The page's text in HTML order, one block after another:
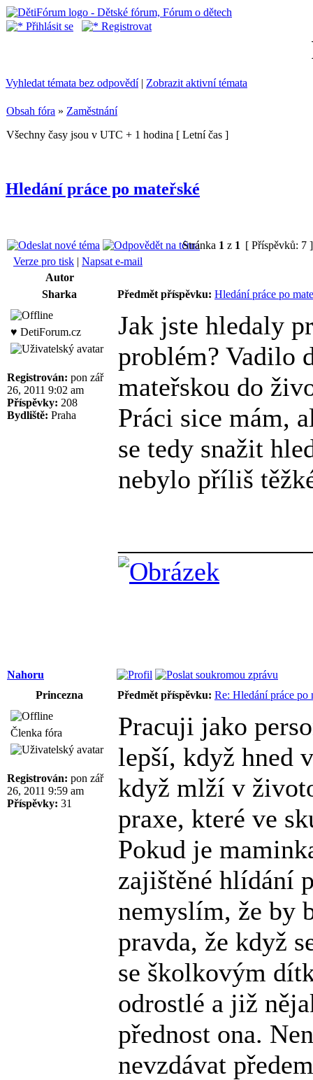
Přihlásit se Registrovat
Vyhledat témata bez odpovědí| Zobrazit aktivní témata
Obsah fóra » Zaměstnání
Všechny časy jsou v UTC + 1 hodina [ Letní čas ]
Hledání práce po mateřské
Stránka 1 z 1 [ Příspěvků: 7
Verze pro tisk | Napsat e-mail
Autor
Sharka
Předmět příspěvku: Hledání práce po
♥ DetiForum.cz
Registrován: pon zář
26, 2011 9:02 am
Příspěvky: 208
Bydliště: Praha
Jak jste hledaly
problém? Vadilo
mateřskou do
Práci sice mám,
se tedy snažit
nebylo příliš
Nahoru
Princezna
Předmět příspěvku: Re: Hledání práce po
Členka fóra
Registrován: pon zář
26, 2011 9:59 am
Příspěvky: 31
Pracuji jako
lepší, když hned
když mlží v
praxe, které ve
Pokud je
zajištěné hlídání
nemyslím, že by
pravda, že když
se školkovým
odrostlé a již
přednost ona.
nevzdávat